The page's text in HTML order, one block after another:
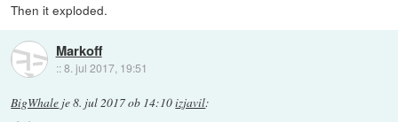
Then it exploded.
Markoff
::8. jul 2017, 19:51
BigWhale je8. jul 2017 ob 14:10izjavil: